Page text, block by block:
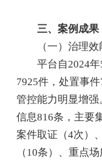
三、案例成果
（一）治理
平台自2024
7925件，处置事
管控能力明显增
信息816条，主要
案件取证（4次）
（10条）、重点